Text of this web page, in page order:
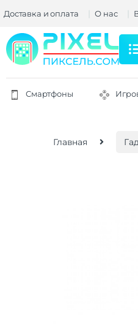
Доставка и оплата О нас
Смартфоны
Главная